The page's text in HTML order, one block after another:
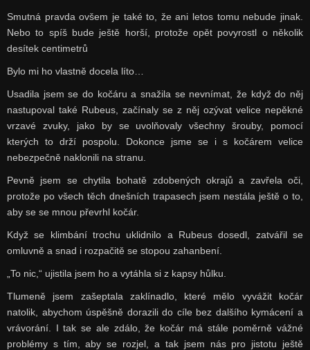
Smutná pravda ovšem je také to, že ani letos tomu nebude jinak.
Nebo to spíš bude ještě horší, protože opět povyrostl o několik
desítek centimetrů
Bylo mi ho vlastně docela líto…
Usadila jsem se do kočáru a snažila se nevnímat, že když do něj
nastupoval také Rubeus, začínaly se z něj ozývat velice nepěkné
vrzavé zvuky, jako by se uvolňovaly všechny šrouby, pomocí
kterých to drží pospolu. Dokonce jsme se i s kočárem velice
nebezpečně naklonili na stranu.
Pevně jsem se chytila bohatě zdobených okrajů a zavřela oči,
protože po všech těch dnešních trapasech jsem nestála ještě o to,
aby se se mnou převrhl kočár.
Když se klimbání trochu uklidnilo a Rubeus dosedl, zatvářil se
omluvně a snad i rozpačitě se stopou zahanbení.
„To nic,“ ujistila jsem ho a vytáhla si z kapsy hůlku.
Tlumeně jsem zašeptala zaklínadlo, které mělo vyvážit kočár
natolik, abychom úspěšně dorazili do cíle bez dalšího kymácení a
vrávorání. I tak se ale zdálo, že kočár má stále poměrně vážné
problémy s tím, aby se rozjel, a tak jsem nás pro jistotu ještě